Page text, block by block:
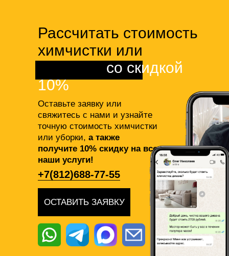
Оставьте заявку или
свяжитесь с нами и узнайте
точную стоимость химчистки
или уборки, а также
получите 10% скидку на все
наши услуги!
Рассчитать стоимость
химчистки или
со скидкой
10%
ОСТАВИТЬ ЗАЯВКУ
+7(812)688-77-55